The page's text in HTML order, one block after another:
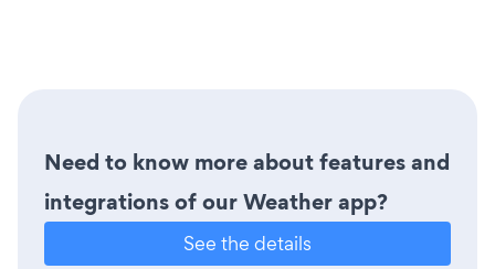
Need to know more about features and
integrations of our Weather app?
See the details